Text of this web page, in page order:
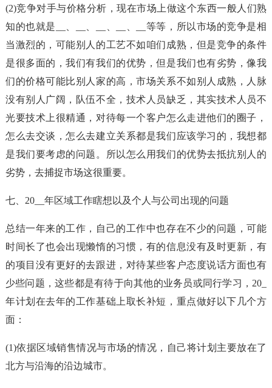
(2)竞争对手与价格分析，现在市场上做这个东西一般人们熟
知的也就是__、__、__、__、__等等，所以市场的竞争是相
当激烈的，可能别人的工艺不如咱们成熟，但是竞争的条件
是很多面的，我们有我们的优势，但是我们也有劣势，像我
们的价格可能比别人家的高，市场关系不如别人成熟，人脉
没有别人广阔，队伍不全，技术人员缺乏，其实技术人员不
光要技术上很精通，对待每一个客户怎么走进他们的圈子，
怎么去交谈，怎么去建立关系都是我们应该学习的，我想都
是我们要考虑的问题。所以怎么用我们的优势去抵抗别人的
劣势，去捕捉市场这很重要。
七、20__年区域工作瞎想以及个人与公司出现的问题
总结一年来的工作，自己的工作中也存在不少的问题，可能
时间长了也会出现懒惰的习惯，有的信息没有及时更新，有
的项目没有更好的去跟进，对待某些客户态度说话方面也有
少些问题，这些都是有待于向其他的业务员或同行学习，20_
年计划在去年的工作基础上取长补短，重点做好以下几个方
面：
(1)依据区域销售情况与市场的情况，自己将计划主要放在了
北方与沿海的沿边城市。